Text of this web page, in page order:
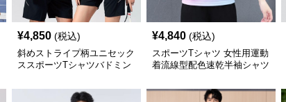
¥4,850 (税込)
斜めストライプ柄ユニセック
ススポーツTシャツバドミン
¥4,840 (税込)
スポーツTシャツ 女性用運動
着流線型配色速乾半袖シャツ